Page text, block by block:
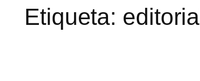
Etiqueta: editorial